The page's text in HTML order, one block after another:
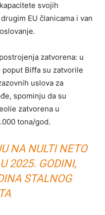
svojih
EU članicama i van
zatvorena: u
poput Biffa su zatvorile
uslova za
spominju da su
zatvorena u
tona/god.
NA NULTI NETO
2025. GODINI,
STALNOG